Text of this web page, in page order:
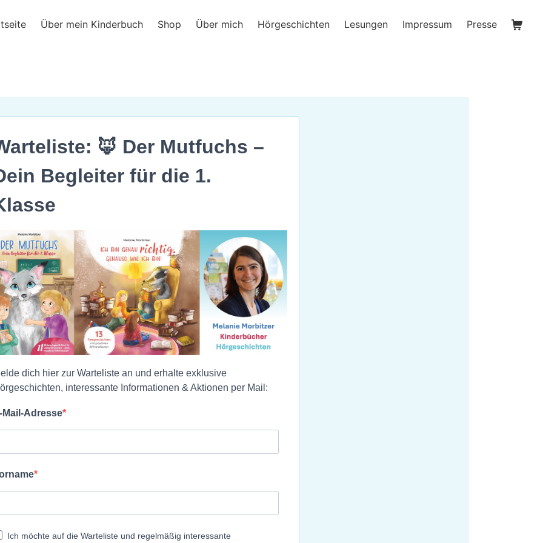
Über mein Kinderbuch Shop Über mich Hörgeschichten Lesungen Impressum Presse
🦊 Der Mutfuchs –
Begleiter für die 1.
dich hier zur Warteliste an und erhalte exklusive
interessante Informationen & Aktionen per Mail:
Mail-Adresse
Ich möchte auf die Warteliste und regelmäßig interessante